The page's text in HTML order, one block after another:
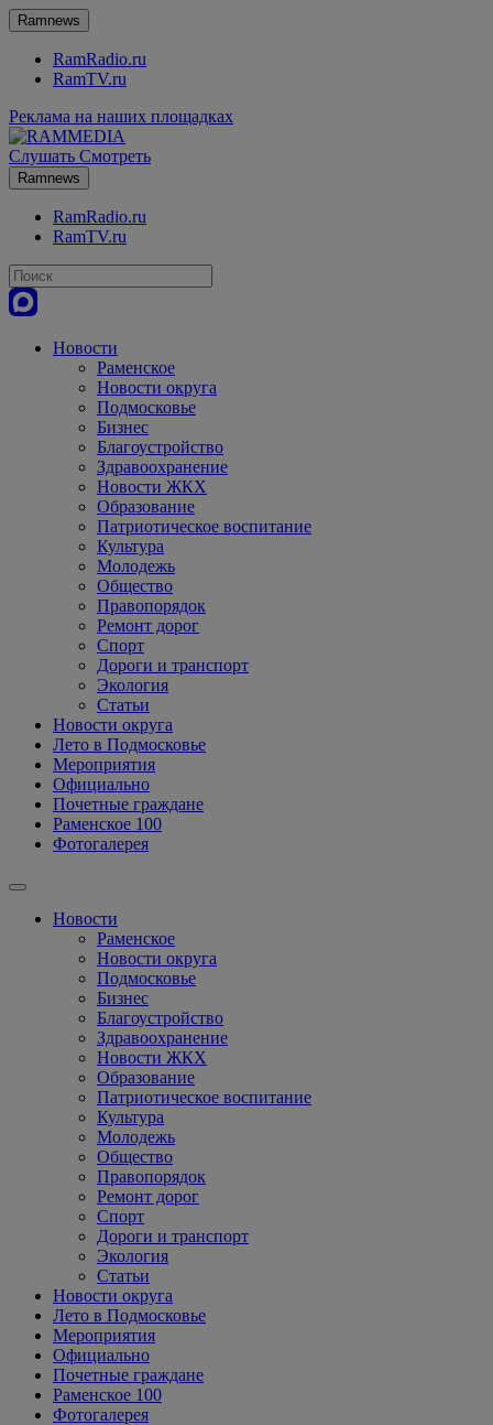
Ramnews
RamRadio.ru
RamTV.ru
Реклама на наших площадках
Слушать Смотреть
Ramnews
RamRadio.ru
RamTV.ru
Новости
Раменское
Новости округа
Подмосковье
Бизнес
Благоустройство
Здравоохранение
Новости ЖКХ
Образование
Патриотическое воспитание
Культура
Молодежь
Общество
Правопорядок
Ремонт дорог
Спорт
Дороги и транспорт
Экология
Статьи
Новости округа
Лето в Подмосковье
Мероприятия
Официально
Почетные граждане
Раменское 100
Фотогалерея
Новости
Раменское
Новости округа
Подмосковье
Бизнес
Благоустройство
Здравоохранение
Новости ЖКХ
Образование
Патриотическое воспитание
Культура
Молодежь
Общество
Правопорядок
Ремонт дорог
Спорт
Дороги и транспорт
Экология
Статьи
Новости округа
Лето в Подмосковье
Мероприятия
Официально
Почетные граждане
Раменское 100
Фотогалерея